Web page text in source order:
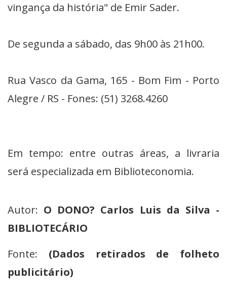
vingança da história" de Emir Sader.
De segunda a sábado, das 9h00 às 21h00.
Rua Vasco da Gama, 165 - Bom Fim - Porto
Alegre / RS - Fones: (51) 3268.4260
Em tempo: entre outras áreas, a livraria
será especializada em Biblioteconomia.
Autor: O DONO? Carlos Luis da Silva -
BIBLIOTECÁRIO
Fonte: (Dados retirados de folheto
publicitário)